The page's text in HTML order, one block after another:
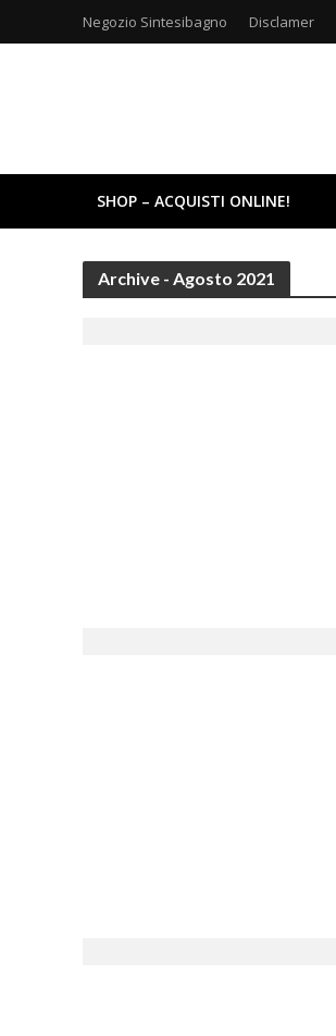
Negozio Sintesibagno Disclamer
SHOP – ACQUISTI ONLINE!
Archive - Agosto 2021